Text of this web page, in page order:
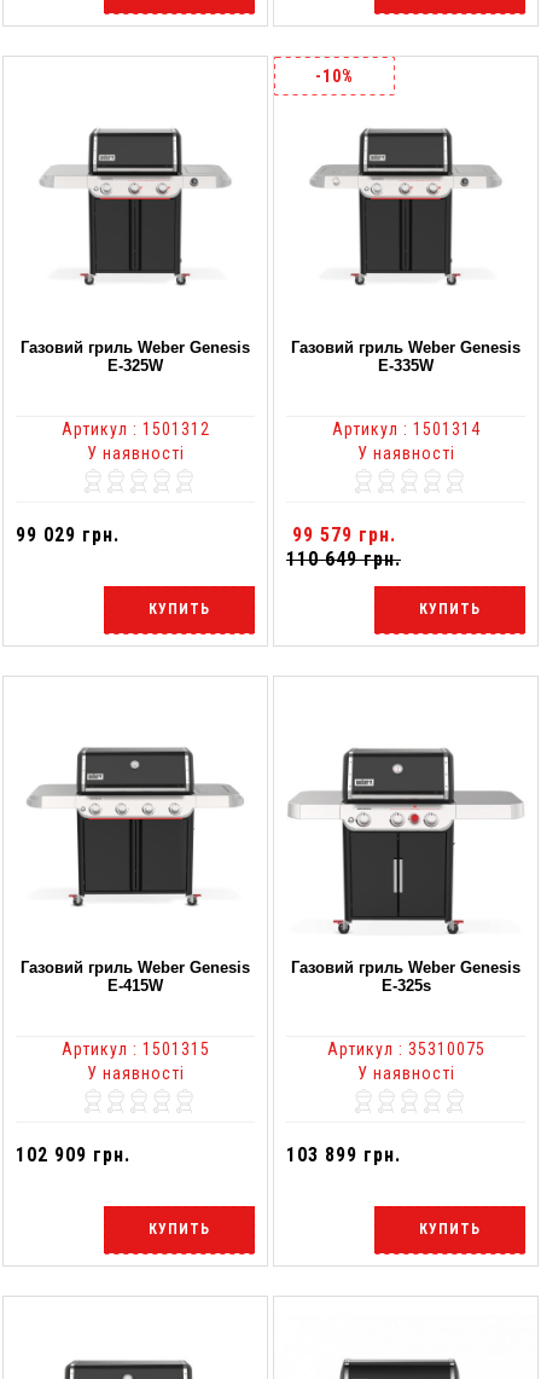
Газовий гриль Weber Genesis
E-325W
Артикул : 1501312
У наявності
99 029 грн.
КУПИТЬ
-10%
Газовий гриль Weber Genesis
E-335W
Артикул : 1501314
У наявності
99 579 грн.
110 649 грн.
КУПИТЬ
Газовий гриль Weber Genesis
E-415W
Артикул : 1501315
У наявності
102 909 грн.
КУПИТЬ
Газовий гриль Weber Genesis
E-325s
Артикул : 35310075
У наявності
103 899 грн.
КУПИТЬ